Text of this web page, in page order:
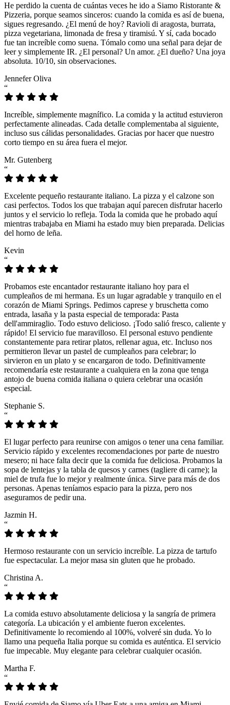
He perdido la cuenta de cuántas veces he ido a Siamo Ristorante &
Pizzeria, porque seamos sinceros: cuando la comida es así de buena,
sigues regresando. ¿El menú de hoy? Ravioli di aragosta, burrata,
pizza vegetariana, limonada de fresa y tiramisú. Y sí, cada bocado
fue tan increíble como suena. Tómalo como una señal para dejar de
leer y simplemente IR. ¿El personal? Un amor. ¿El dueño? Una joya
absoluta. 10/10, sin observaciones.
Jennefer Oliva
“
Increíble, simplemente magnífico. La comida y la actitud estuvieron
perfectamente alineadas. Cada detalle complementaba al siguiente,
incluso sus cálidas personalidades. Gracias por hacer que nuestro
corto tiempo en su área fuera el mejor.
Mr. Gutenberg
“
Excelente pequeño restaurante italiano. La pizza y el calzone son
casi perfectos. Todos los que trabajan aquí parecen disfrutar hacerlo
juntos y el servicio lo refleja. Toda la comida que he probado aquí
mientras trabajaba en Miami ha estado muy bien preparada. Delicias
del horno de leña.
Kevin
“
Probamos este encantador restaurante italiano hoy para el
cumpleaños de mi hermana. Es un lugar agradable y tranquilo en el
corazón de Miami Springs. Pedimos caprese y bruschetta como
entrada, lasaña y la pasta especial de temporada: Pasta
dell'ammiraglio. Todo estuvo delicioso. ¡Todo salió fresco, caliente y
rápido! El servicio fue maravilloso. El personal estuvo pendiente
constantemente para retirar platos, rellenar agua, etc. Incluso nos
permitieron llevar un pastel de cumpleaños para celebrar; lo
sirvieron en un plato y se encargaron de todo. Definitivamente
recomendaría este restaurante a cualquiera en la zona que tenga
antojo de buena comida italiana o quiera celebrar una ocasión
especial.
Stephanie S.
“
El lugar perfecto para reunirse con amigos o tener una cena familiar.
Servicio rápido y excelentes recomendaciones por parte de nuestro
mesero; ni hace falta decir que la comida fue deliciosa. Probamos la
sopa de lentejas y la tabla de quesos y carnes (tagliere di carne); la
miel de trufa fue lo mejor y realmente única. Sirve para más de dos
personas. Apenas teníamos espacio para la pizza, pero nos
aseguramos de pedir una.
Jazmin H.
“
Hermoso restaurante con un servicio increíble. La pizza de tartufo
fue espectacular. La mejor masa sin gluten que he probado.
Christina A.
“
La comida estuvo absolutamente deliciosa y la sangría de primera
categoría. La ubicación y el ambiente fueron excelentes.
Definitivamente lo recomiendo al 100%, volveré sin duda. Yo lo
llamo una pequeña Italia porque su comida es auténtica. El servicio
fue impecable. Muy elegante para celebrar cualquier ocasión.
Martha F.
“